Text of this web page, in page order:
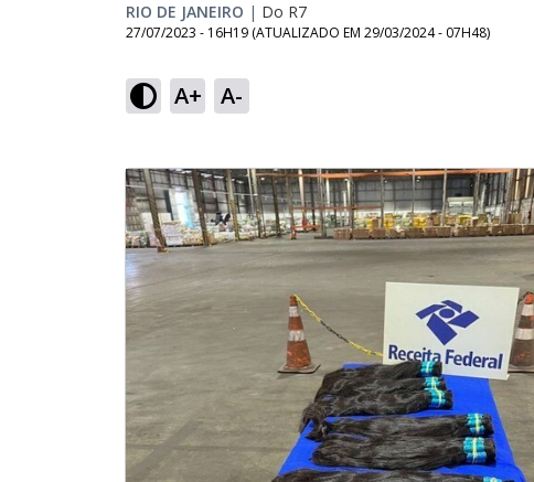
RIO DE JANEIRO | Do R7
27/07/2023 - 16H19 (ATUALIZADO EM 29/03/2024 - 07H48)
A+ A-